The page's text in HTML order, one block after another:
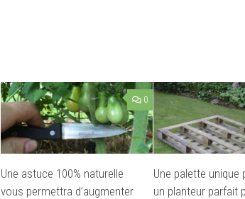
0
Une astuce 100% naturelle
vous permettra d’augmenter
Une palette unique
un planteur parfait